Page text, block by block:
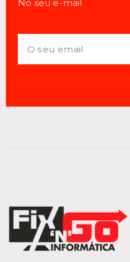
No seu e-mail